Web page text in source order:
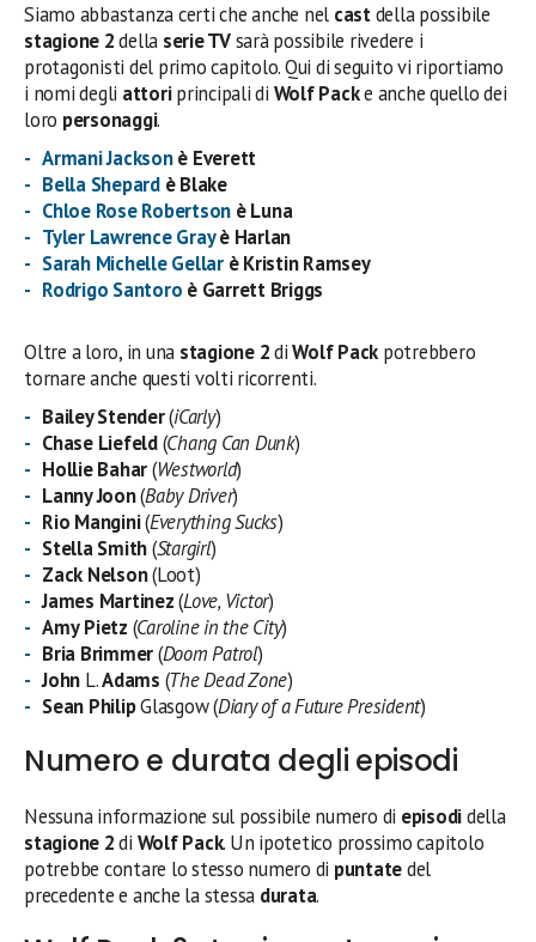
Siamo abbastanza certi che anche nel castdella possibile
stagione 2della serie TVsarà possibile rivedere i
protagonisti del primo capitolo. Qui di seguito vi riportiamo
i nomi degli attoriprincipali di Wolf Packe anche quello dei
loro personaggi.
Armani Jacksonè Everett
Bella Shepardè Blake
Chloe Rose Robertson è Luna
Tyler Lawrence Grayè Harlan
Sarah Michelle Gellarè Kristin Ramsey
Rodrigo Santoro è Garrett Briggs
Oltre a loro, in una stagione 2diWolf Pack potrebbero
tornare anche questi volti ricorrenti.
Bailey Stender(iCarly)
Chase Liefeld(Chang Can Dunk)
Hollie Bahar(Westworld)
Lanny Joon(Baby Driver)
Rio Mangini(Everything Sucks)
Stella Smith(Stargirl)
Zack Nelson(Loot)
James Martinez(Love, Victor)
Amy Pietz (Caroline in the City)
Bria Brimmer(Doom Patrol)
John L.Adams (The Dead Zone)
Sean PhilipGlasgow (Diary of a Future President)
Numero e durata degli episodi
Nessuna informazione sul possibile numero di episodidella
stagione 2di Wolf Pack. Un ipotetico prossimo capitolo
potrebbe contare lo stesso numero di puntatedel
precedente e anche la stessa durata.